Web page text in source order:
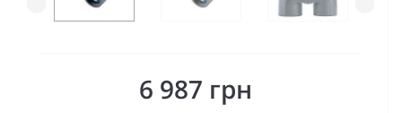
6 987 грн